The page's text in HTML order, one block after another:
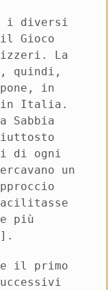
i diversi
Gioco
La
quindi,
in
in Italia.
Sabbia
di ogni
un
più
il primo